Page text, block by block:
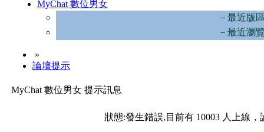
MyChat 數位男女
－最近版
－最近瀏
»
論壇提示
MyChat 數位男女 提示訊息
狀態:發生錯誤,目前有 10003 人上線